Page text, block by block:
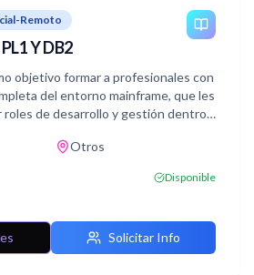
Remoto
Y DB2
objetivo formar a profesionales con
del entorno mainframe, que les
roles de desarrollo y gestión dentro
como PL1 y la gestión de
para escribir y gestionar programas
de datos eficientemente.
Otros
Disponible
Solicitar Info